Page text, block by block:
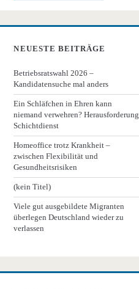
NEUESTE BEITRÄGE
Betriebsratswahl 2026 –
Kandidatensuche mal anders
Ein Schläfchen in Ehren kann
niemand verwehren? Herausforderung
Schichtdienst
Homeoffice trotz Krankheit –
zwischen Flexibilität und
Gesundheitsrisiken
(kein Titel)
Viele gut ausgebildete Migranten
überlegen Deutschland wieder zu
verlassen